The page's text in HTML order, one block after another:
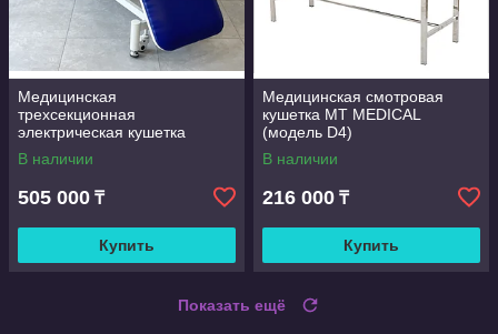
Медицинская
трехсекционная
электрическая кушетка
В наличии
505 000 ₸
Купить
Медицинская смотровая
кушетка MT MEDICAL
(модель D4)
В наличии
216 000 ₸
Купить
Показать ещё